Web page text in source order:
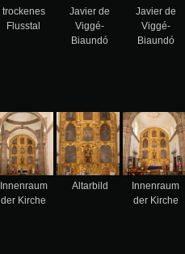
trockenes
Flusstal
Javier de
Viggé-
Biaundó
Javier de
Viggé-
Biaundó
Innenraum
der Kirche
Altarbild
Innenraum
der Kirche